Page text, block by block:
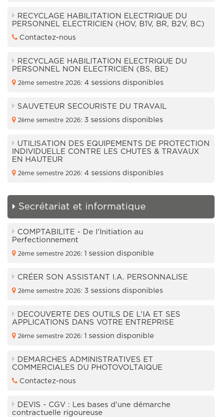
RECYCLAGE HABILITATION ELECTRIQUE DU
PERSONNEL ELECTRICIEN (HOV, B1V, BR, B2V, BC)
Contactez-nous
RECYCLAGE HABILITATION ELECTRIQUE DU
PERSONNEL NON ELECTRICIEN (BS, BE)
2ème semestre 2026: 4 sessions disponibles
SAUVETEUR SECOURISTE DU TRAVAIL
2ème semestre 2026: 3 sessions disponibles
UTILISATION DES EQUIPEMENTS DE PROTECTION
INDIVIDUELLE CONTRE LES CHUTES & TRAVAUX
EN HAUTEUR
2ème semestre 2026: 4 sessions disponibles
Secrétariat et informatique
COMPTABILITE - De l'Initiation au
Perfectionnement
2ème semestre 2026: 1 session disponible
CRÉER SON ASSISTANT I.A. PERSONNALISE
2ème semestre 2026: 3 sessions disponibles
DECOUVERTE DES OUTILS DE L'IA ET SES
APPLICATIONS DANS VOTRE ENTREPRISE
2ème semestre 2026: 1 session disponible
DEMARCHES ADMINISTRATIVES ET
COMMERCIALES DU PHOTOVOLTAIQUE
Contactez-nous
DEVIS - CGV : Les bases d'une démarche
contractuelle rigoureuse